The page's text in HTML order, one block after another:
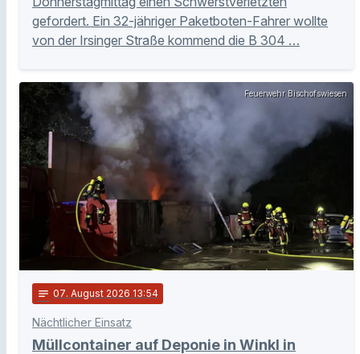
gefordert. Ein 32-jähriger Paketboten-Fahrer wollte
von der Irsinger Straße kommend die B 304 …
Feuerwehr Bischofswiesen
notes 07. August 2026 13:54
Nächtlicher Einsatz
Müllcontainer auf Deponie in Winkl in